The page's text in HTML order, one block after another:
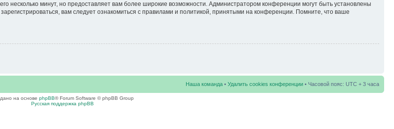
несколько минут, но предоставляет вам более широкие возможности. Администратором конференции могут быть установлены
вам следует ознакомиться с правилами и политикой, принятыми на конференции. Помните, что ваше
Наша команда • Удалить cookies конференции • Часовой пояс: UTC + 3 часа
на основе phpBB® Forum Software © phpBB Group
Русская поддержка phpBB